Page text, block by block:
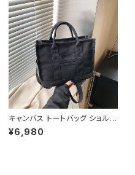
グ ビジネス 男女兼用 撥水 防
水 縦長 通勤通学 部活 合宿 旅
行 通学 学校バッグ 高校生 中学
生 男の子 女の子 A4 B4 シン
プル バッグパック バック ロゴ ア
イボリー グレー ブラック カレッ
ジコーデ カジュアル デイリー
お出かけ 10代 20代 30代 40
代 K-B0042
キャンバス トートバッグ ショルダ
ーバッグ ミニバッグ レディース
ワンタイプ ブラック グレー ブラ
¥6,980